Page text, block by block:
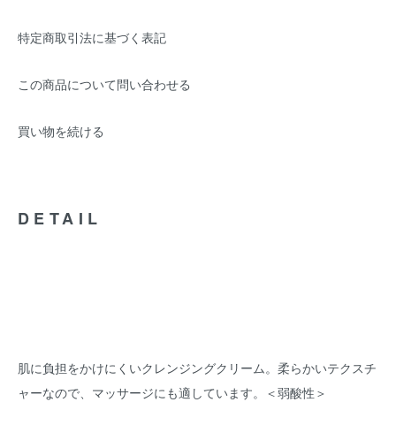
特定商取引法に基づく表記
この商品について問い合わせる
買い物を続ける
DETAIL
肌に負担をかけにくいクレンジングクリーム。柔らかいテクスチ
ャーなので、マッサージにも適しています。＜弱酸性＞